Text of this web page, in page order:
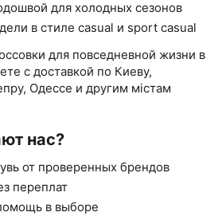
для холодных сезонов
в стиле casual и sport casual
для повседневной жизни в
с доставкой по Киеву,
Одессе и другим містам
нас?
от проверенных брендов
переплат
в выборе